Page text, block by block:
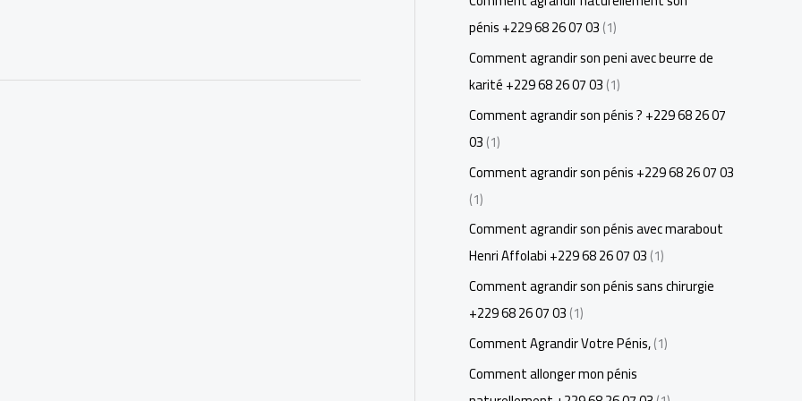
pénis +229 68 26 07 03(1)
Comment agrandir son peni avec beurre de
karité +229 68 26 07 03(1)
Comment agrandir son pénis ? +229 68 26 07
03(1)
Comment agrandir son pénis +229 68 26 07 03
(1)
Comment agrandir son pénis avec marabout
Henri Affolabi +229 68 26 07 03(1)
Comment agrandir son pénis sans chirurgie
+229 68 26 07 03(1)
Comment Agrandir Votre Pénis,(1)
Comment allonger mon pénis